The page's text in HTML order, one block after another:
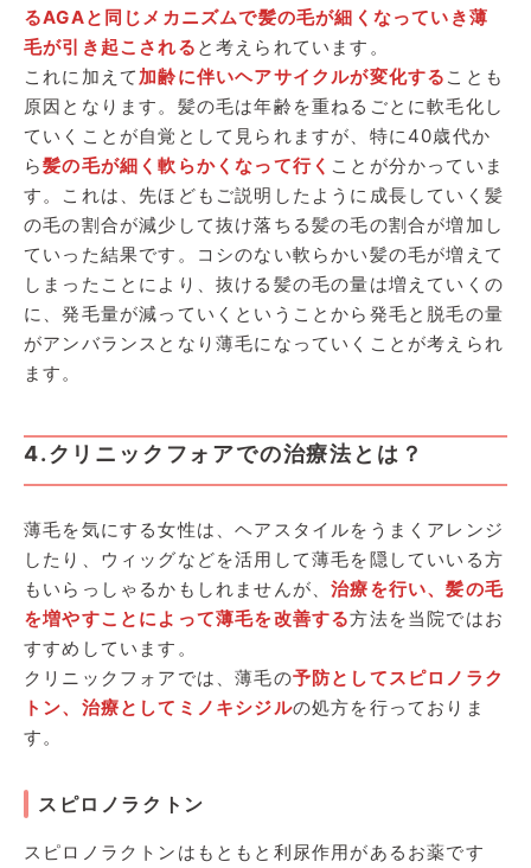
るAGAと同じメカニズムで髪の毛が細くなっていき薄
毛が引き起こされる と考えられています。
これに加えて 加齢に伴いヘアサイクルが変化する ことも
原因となります。髪の毛は年齢を重ねるごとに軟毛化し
ていくことが自覚として見られますが、特に40歳代か
ら髪の毛が細く軟らかくなって行く ことが分かっていま
す。これは、先ほどもご説明したように成長していく髪
の毛の割合が減少して抜け落ちる髪の毛の割合が増加し
ていった結果です。コシのない軟らかい髪の毛が増えて
しまったことにより、抜ける髪の毛の量は増えていくの
に、発毛量が減っていくということから発毛と脱毛の量
がアンバランスとなり薄毛になっていくことが考えられ
ます。
4.クリニックフォアでの治療法とは？
薄毛を気にする女性は、ヘアスタイルをうまくアレンジ
したり、ウィッグなどを活用して薄毛を隠していいる方
もいらっしゃるかもしれませんが、治療を行い、髪の毛
を増やすことによって薄毛を改善する方法を当院ではお
すすめしています。
クリニックフォアでは、薄毛の予防としてスピロノラク
トン、治療としてミノキシジルの処方を行っておりま
す。
スピロノラクトン
スピロノラクトンはもともと利尿作用があるお薬です